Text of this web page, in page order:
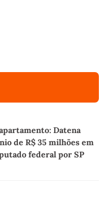
Datena
de R$ 35 milhões em
federal por SP